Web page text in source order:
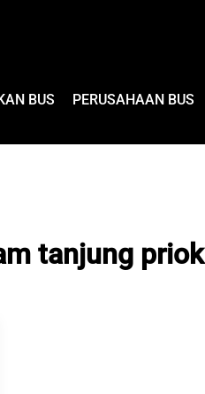
BUS PERUSAHAAN BUS
tanjung priok